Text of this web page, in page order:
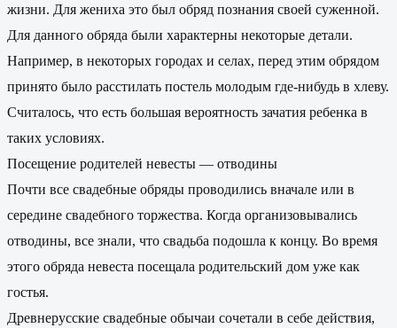
жизни. Для жениха это был обряд познания своей суженной.
Для данного обряда были характерны некоторые детали.
Например, в некоторых городах и селах, перед этим обрядом
принято было расстилать постель молодым где-нибудь в хлеву.
Считалось, что есть большая вероятность зачатия ребенка в
таких условиях.
Посещение родителей невесты — отводины
Почти все свадебные обряды проводились вначале или в
середине свадебного торжества. Когда организовывались
отводины, все знали, что свадьба подошла к концу. Во время
этого обряда невеста посещала родительский дом уже как
гостья.
Древнерусские свадебные обычаи сочетали в себе действия,